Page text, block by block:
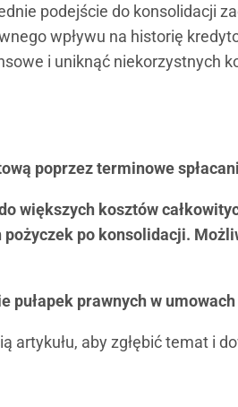
podejście do konsolidacji
wpływu na historię
i uniknąć niekorzystnych
poprzez terminowe
większych kosztów
pożyczek po konsolidacji.
pułapek prawnych w
artykułu, aby zgłębić temat i